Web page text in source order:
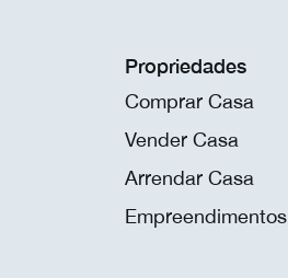
Propriedades
Comprar Casa
Vender Casa
Arrendar Casa
Empreendimentos